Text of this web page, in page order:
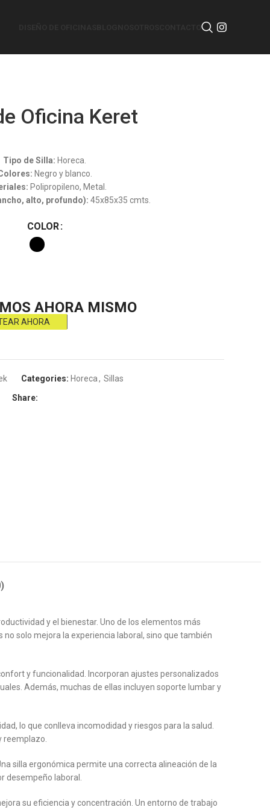
Oficina Keret
Tipo de Silla: Horeca.
Negro y blanco.
Polipropileno, Metal.
alto, profundo): 45x85x35 cmts.
COLOR
AHORA MISMO
AHORA
Categories: Horeca, Sillas
Share:
y el bienestar. Uno de los elementos más
solo mejora la experiencia laboral, sino que también
y funcionalidad. Incorporan ajustes personalizados
Además, muchas de ellas incluyen soporte lumbar y
lo que conlleva incomodidad y riesgos para la salud.
silla ergonómica permite una correcta alineación de la
desempeño laboral.
su eficiencia y concentración. Un entorno de trabajo